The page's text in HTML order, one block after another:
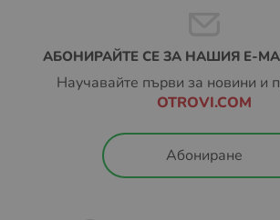
АБОНИРАЙТЕ СЕ ЗА НАШИЯ E-
Научавайте първи за новини и
OTROVI.COM
Абониране